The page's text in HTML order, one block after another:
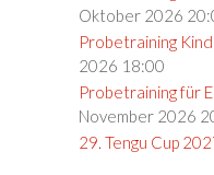
Oktober 2026
Probetraining
2026 18:00
Probetraining für
November 2026
29. Tengu Cup